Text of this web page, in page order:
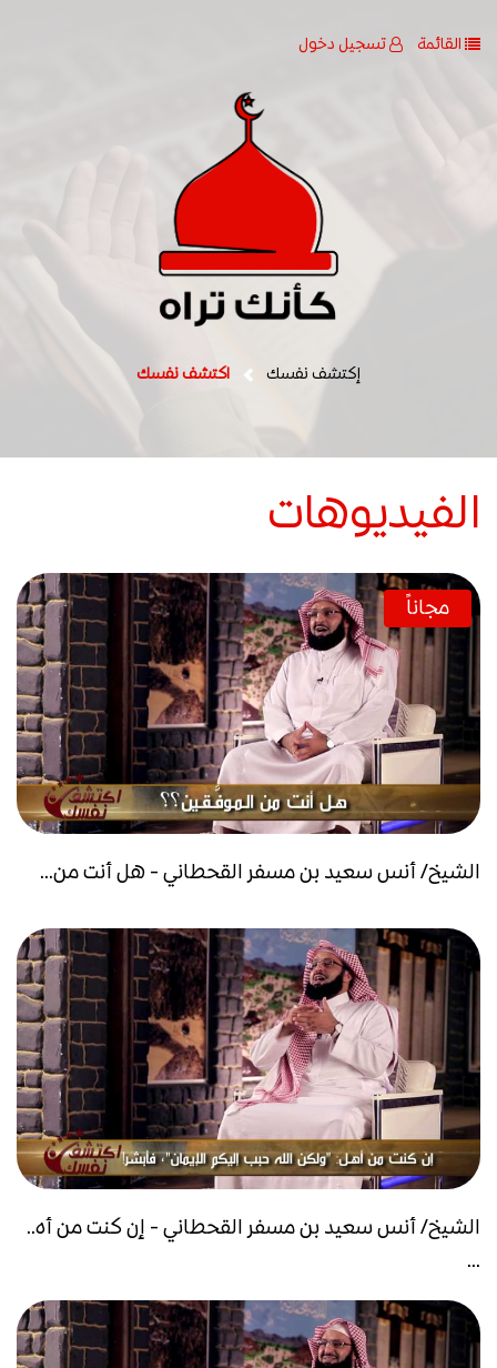
القائمة تسجيل دخول
إكتشف نفسك اكتشف نفسك
الفيديوهات
الشيخ/ أنس سعيد بن مسفر القحطاني - هل أنت من...
مجاناً
الشيخ/ أنس سعيد بن مسفر القحطاني - إن كنت من أه..
...